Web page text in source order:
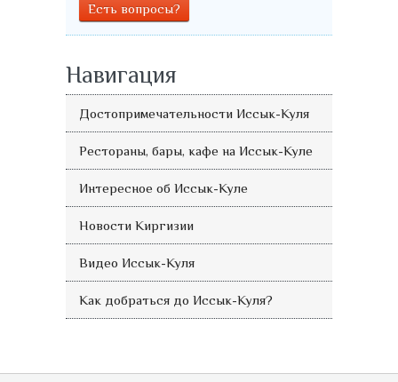
Есть вопросы?
Навигация
Достопримечательности Иссык-Куля
Рестораны, бары, кафе на Иссык-Куле
Интересное об Иссык-Куле
Новости Киргизии
Видео Иссык-Куля
Как добраться до Иссык-Куля?